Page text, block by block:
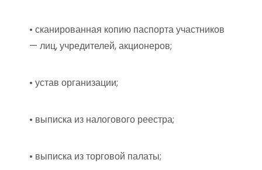
• сканированная копию паспорта участников
— лиц, учредителей, акционеров;
• устав организации;
• выписка из налогового реестра;
• выписка из торговой палаты;